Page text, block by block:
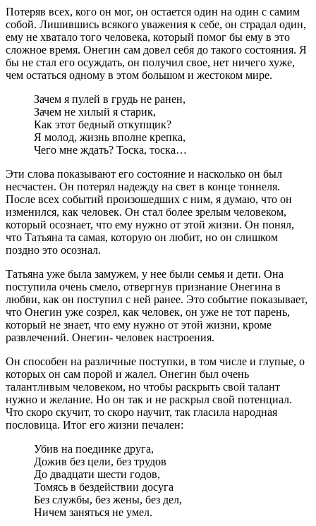
Потеряв всех, кого он мог, он остается один на один с самим
собой. Лишившись всякого уважения к себе, он страдал один,
ему не хватало того человека, который помог бы ему в это
сложное время. Онегин сам довел себя до такого состояния. Я
бы не стал его осуждать, он получил свое, нет ничего хуже,
чем остаться одному в этом большом и жестоком мире.
Зачем я пулей в грудь не ранен,
Зачем не хилый я старик,
Как этот бедный откупщик?
Я молод, жизнь вполне крепка,
Чего мне ждать? Тоска, тоска…
Эти слова показывают его состояние и насколько он был
несчастен. Он потерял надежду на свет в конце тоннеля.
После всех событий произошедших с ним, я думаю, что он
изменился, как человек. Он стал более зрелым человеком,
который осознает, что ему нужно от этой жизни. Он понял,
что Татьяна та самая, которую он любит, но он слишком
поздно это осознал.
Татьяна уже была замужем, у нее были семья и дети. Она
поступила очень смело, отвергнув признание Онегина в
любви, как он поступил с ней ранее. Это событие показывает,
что Онегин уже созрел, как человек, он уже не тот парень,
который не знает, что ему нужно от этой жизни, кроме
развлечений. Онегин- человек настроения.
Он способен на различные поступки, в том числе и глупые, о
которых он сам порой и жалел. Онегин был очень
талантливым человеком, но чтобы раскрыть свой талант
нужно и желание. Но он так и не раскрыл свой потенциал.
Что скоро скучит, то скоро научит, так гласила народная
пословица. Итог его жизни печален:
Убив на поединке друга,
Дожив без цели, без трудов
До двадцати шести годов,
Томясь в бездействии досуга
Без службы, без жены, без дел,
Ничем заняться не умел.